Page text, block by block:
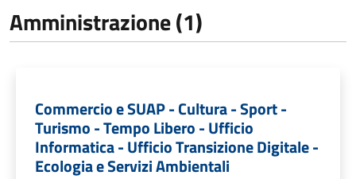
Amministrazione (1)
Commercio e SUAP - Cultura - Sport -
Turismo - Tempo Libero - Ufficio
Informatica - Ufficio Transizione Digitale -
Ecologia e Servizi Ambientali